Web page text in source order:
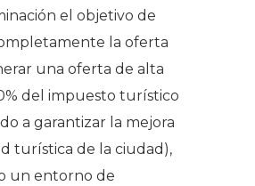
el objetivo de
la oferta
una oferta de alta
del impuesto turístico
a garantizar la mejora
turística de la ciudad),
un entorno de